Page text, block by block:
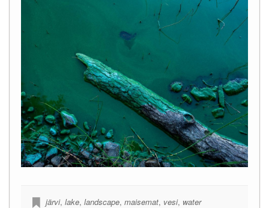
järvi, lake, landscape, maisemat, vesi, water